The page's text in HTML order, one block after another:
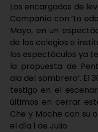
Los encargados de
Compañía con ‘La
Mayo, en un
de los colegios e
los espectáculos ya
la propuesta de
ala del sombrero’. El
testigo en el
últimos en cerrar
Che y Moche con su
el día 1 de Julio.